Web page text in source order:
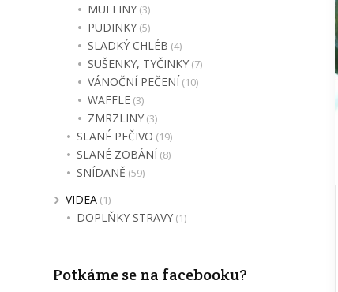
MUFFINY (3)
PUDINKY (5)
SLADKÝ CHLÉB (4)
SUŠENKY, TYČINKY (7)
VÁNOČNÍ PEČENÍ (10)
WAFFLE (3)
ZMRZLINY (3)
SLANÉ PEČIVO (19)
SLANÉ ZOBÁNÍ (8)
SNÍDANĚ (59)
VIDEA (1)
DOPLŇKY STRAVY (1)
Potkáme se na facebooku?